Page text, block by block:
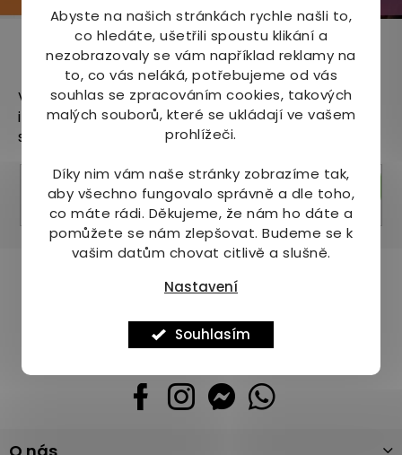
Abyste na našich stránkách rychle našli to,
co hledáte, ušetřili spoustu klikání a
nezobrazovaly se vám například reklamy na
to, co vás neláká, potřebujeme od vás
souhlas se zpracováním cookies, takových
malých souborů, které se ukládají ve vašem
prohlížeči.
Díky nim vám naše stránky zobrazíme tak,
aby všechno fungovalo správně a dle toho,
co máte rádi. Děkujeme, že nám ho dáte a
pomůžete se nám zlepšovat. Budeme se k
vašim datům chovat citlivě a slušně.
Nastavení
Souhlasím
Odebírat newsletter
Vložte svůj e-mail a my vám budeme zasílat
informace o nových produktech na našem e-
shopu.
Přihlásit se
Pomůžeme vám s výběrem
+420 736 708 220
info@mj-krasazdravi.cz